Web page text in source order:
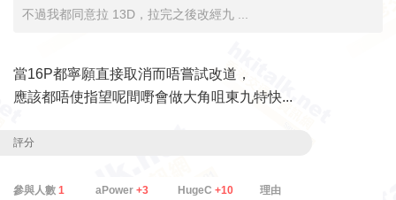
不過我都同意拉 13D，拉完之後改經九 ...
當16P都寧願直接取消而唔嘗試改道，
應該都唔使指望呢間嘢會做大角咀東九特快...
評分
參與人數 1 aPower +3 HugeC +10 理由